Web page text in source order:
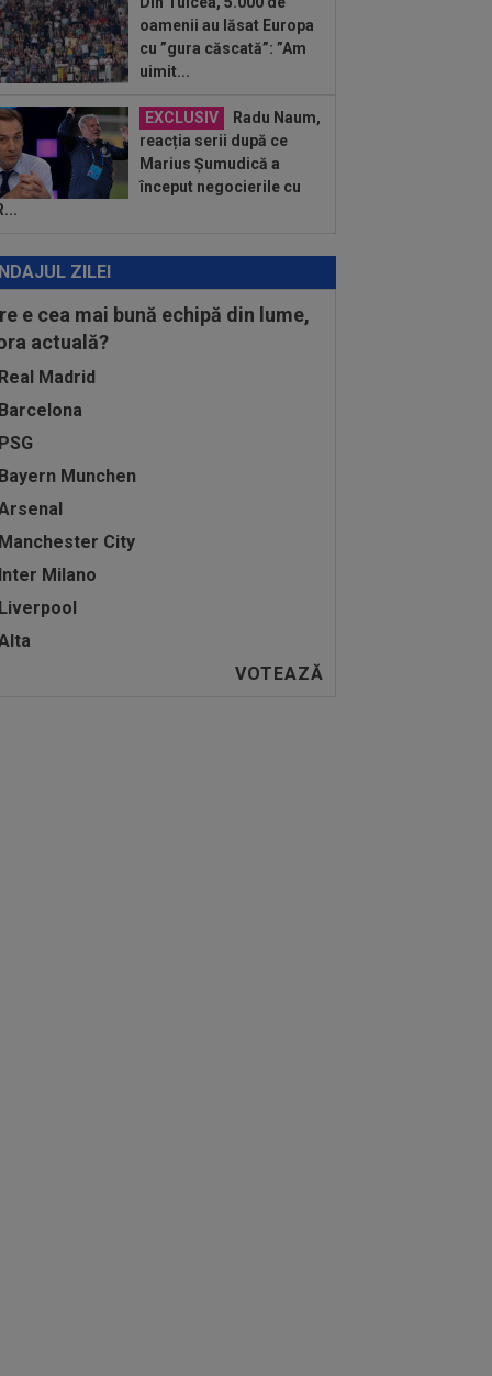
oamenii au lăsat Europa
cu ”gura căscată”: ”Am
uimit...
EXCLUSIV
Radu Naum,
reacția serii după ce
Marius Șumudică a
început negocierile cu
ZILEI
e cea mai bună echipă din lume,
actuală?
Real Madrid
Barcelona
PSG
Bayern Munchen
Manchester City
Inter Milano
Liverpool